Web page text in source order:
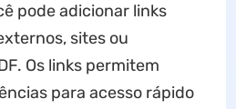
pode adicionar links
sites ou
Os links permitem
para acesso rápido